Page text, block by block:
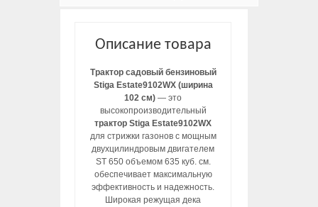
Описание товара
Трактор садовый бензиновый
Stiga Estate9102WX (ширина
102 см) — это
высокопроизводительный
трактор Stiga Estate9102WX
для стрижки газонов с мощным
двухцилиндровым двигателем
ST 650 объемом 635 куб. см.
обеспечивает максимальную
эффективность и надежность.
Широкая режущая дека